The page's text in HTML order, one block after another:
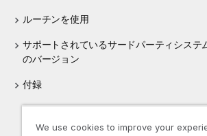
ルーチンを使用
サポートされているサードパーティシステ
のバージョン
付録
We use cookies to improve your